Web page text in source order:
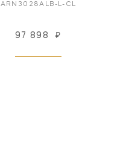
ARN3028ALB-L-CL
97 898 ₽